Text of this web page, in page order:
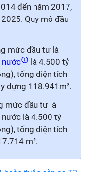
đến năm 2017,
Quy mô đầu
mức đầu tư là
nước
là 4.500 tỷ
tổng diện tích
dựng 118.941m².
mức đầu tư là
nước là 4.500 tỷ
tổng diện tích
m².